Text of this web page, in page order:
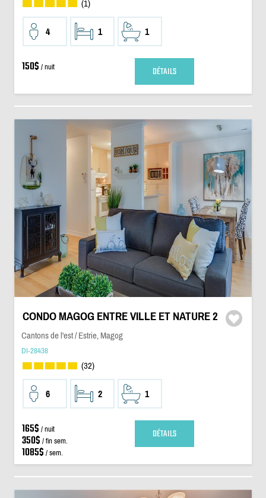
(1)
4 1 1
150$ / nuit DÉTAILS
CONDO MAGOG ENTRE VILLE ET NATURE 2
Cantons de l'est / Estrie, Magog
DI-28438
(32)
6 2 1
165$ / nuit
350$ / fin sem.
1085$ / sem.
DÉTAILS